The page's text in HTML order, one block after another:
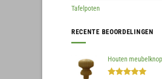
Tafelpoten
RECENTE BEOORDELINGEN
Houten meubelknop